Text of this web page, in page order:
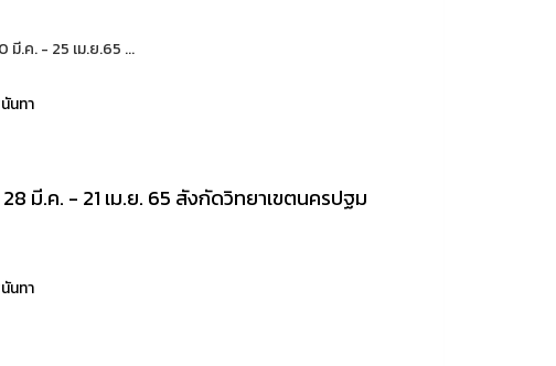
.ค. - 25 เม.ย.65 ...
นทา
มี.ค. - 21 เม.ย. 65 สังกัดวิทยาเขตนครปฐม
นทา